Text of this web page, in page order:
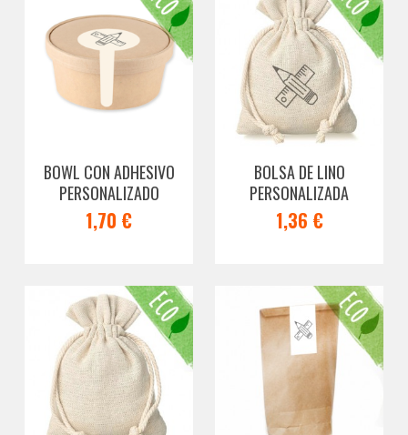
BOWL CON ADHESIVO
PERSONALIZADO
1,70 €
BOLSA DE LINO
PERSONALIZADA
1,36 €